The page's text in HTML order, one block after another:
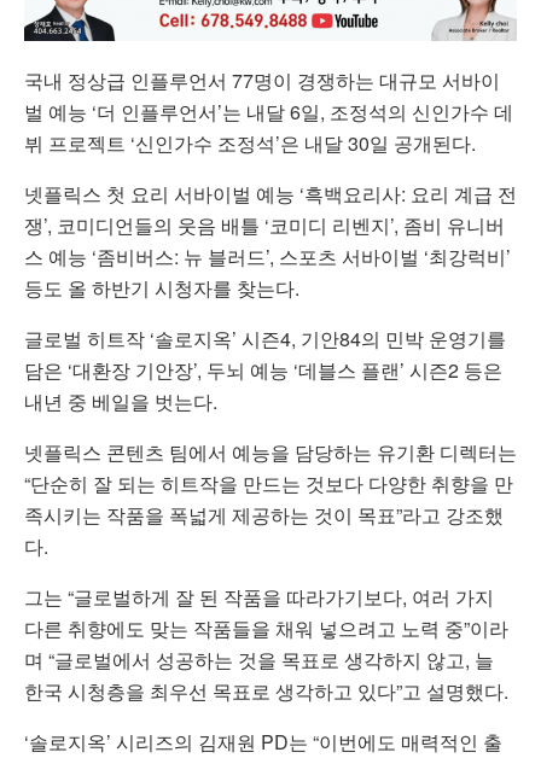
국내 정상급 인플루언서 77명이 경쟁하는 대규모 서바이
벌 예능 ‘더 인플루언서’는 내달 6일, 조정석의 신인가수 데
뷔 프로젝트 ‘신인가수 조정석’은 내달 30일 공개된다.
넷플릭스 첫 요리 서바이벌 예능 ‘흑백요리사: 요리 계급 전
쟁’, 코미디언들의 웃음 배틀 ‘코미디 리벤지’, 좀비 유니버
스 예능 ‘좀비버스: 뉴 블러드’, 스포츠 서바이벌 ‘최강럭비’
등도 올 하반기 시청자를 찾는다.
글로벌 히트작 ‘솔로지옥’ 시즌4, 기안84의 민박 운영기를
담은 ‘대환장 기안장’, 두뇌 예능 ‘데블스 플랜’ 시즌2 등은
내년 중 베일을 벗는다.
넷플릭스 콘텐츠 팀에서 예능을 담당하는 유기환 디렉터는
“단순히 잘 되는 히트작을 만드는 것보다 다양한 취향을 만
족시키는 작품을 폭넓게 제공하는 것이 목표”라고 강조했
다.
그는 “글로벌하게 잘 된 작품을 따라가기보다, 여러 가지
다른 취향에도 맞는 작품들을 채워 넣으려고 노력 중”이라
며 “글로벌에서 성공하는 것을 목표로 생각하지 않고, 늘
한국 시청층을 최우선 목표로 생각하고 있다”고 설명했다.
‘솔로지옥’ 시리즈의 김재원 PD는 “이번에도 매력적인 출